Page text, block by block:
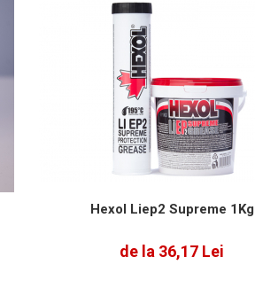
Hexol Liep2 Supreme 1Kg
de la 36,17 Lei